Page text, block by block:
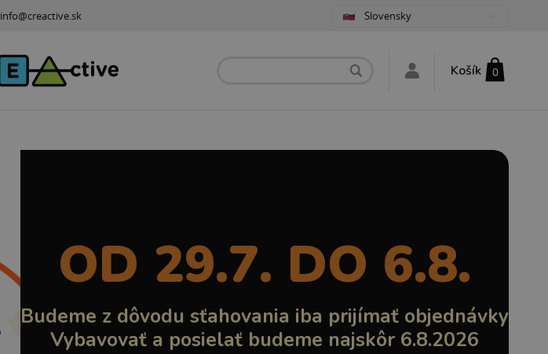
info@creactive.sk Slovensky
Košík 0
OD 29.7. DO 6.8.
Budeme z dôvodu sťahovania iba prijímať objednávky
Vybavovať a posielať budeme najskôr 6.8.2026